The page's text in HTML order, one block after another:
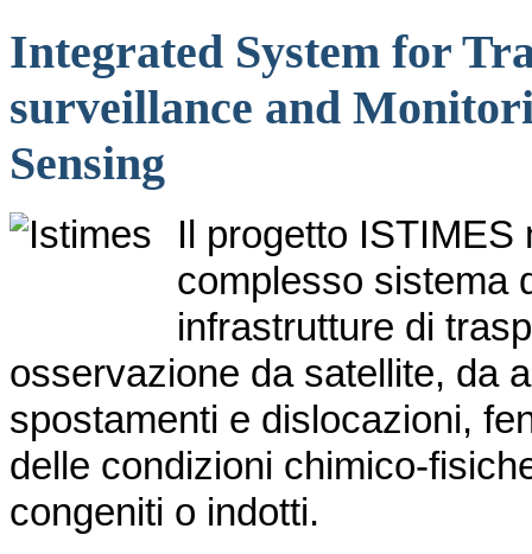
Integrated System for
surveillance and
Sensing
Il progetto ISTIMES
complesso sistema
infrastrutture di
osservazione da satellite, da
spostamenti e dislocazioni,
delle condizioni chimico-
congeniti o indotti.